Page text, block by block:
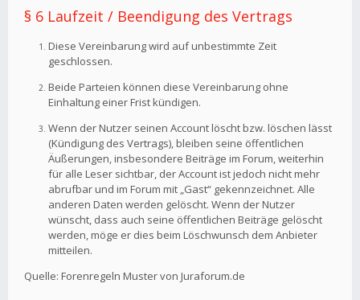
§ 6 Laufzeit / Beendigung des Vertrags
Diese Vereinbarung wird auf unbestimmte Zeit
geschlossen.
Beide Parteien können diese Vereinbarung ohne
Einhaltung einer Frist kündigen.
Wenn der Nutzer seinen Account löscht bzw. löschen lässt
(Kündigung des Vertrags), bleiben seine öffentlichen
Äußerungen, insbesondere Beiträge im Forum, weiterhin
für alle Leser sichtbar, der Account ist jedoch nicht mehr
abrufbar und im Forum mit „Gast“ gekennzeichnet. Alle
anderen Daten werden gelöscht. Wenn der Nutzer
wünscht, dass auch seine öffentlichen Beiträge gelöscht
werden, möge er dies beim Löschwunsch dem Anbieter
mitteilen.
Quelle: Forenregeln Muster von Juraforum.de